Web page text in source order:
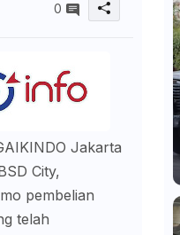
0
Jakarta
City,
pembelian
telah